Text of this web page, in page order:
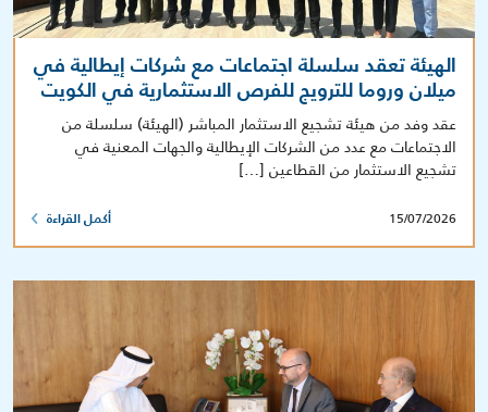
الهيئة تعقد سلسلة اجتماعات مع شركات إيطالية في
ميلان وروما للترويج للفرص الاستثمارية في الكويت
عقد وفد من هيئة تشجيع الاستثمار المباشر (الهيئة) سلسلة من
الاجتماعات مع عدد من الشركات الإيطالية والجهات المعنية في
تشجيع الاستثمار من القطاعين […]
15/07/2026 أكمل القراءة